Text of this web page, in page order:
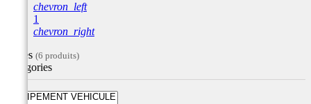
chevron_left
1
chevron_right
Filtres (6 produits)
Catégories